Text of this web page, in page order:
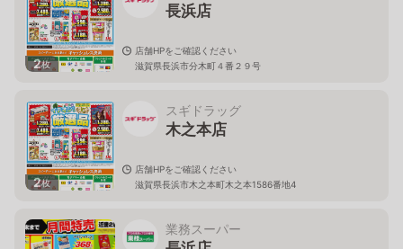
2枚
長浜店
店舗HPをご確認ください
滋賀県長浜市分木町４番２９号
2枚
スギドラッグ
木之本店
店舗HPをご確認ください
滋賀県長浜市木之本町木之本1586番地4
業務スーパー